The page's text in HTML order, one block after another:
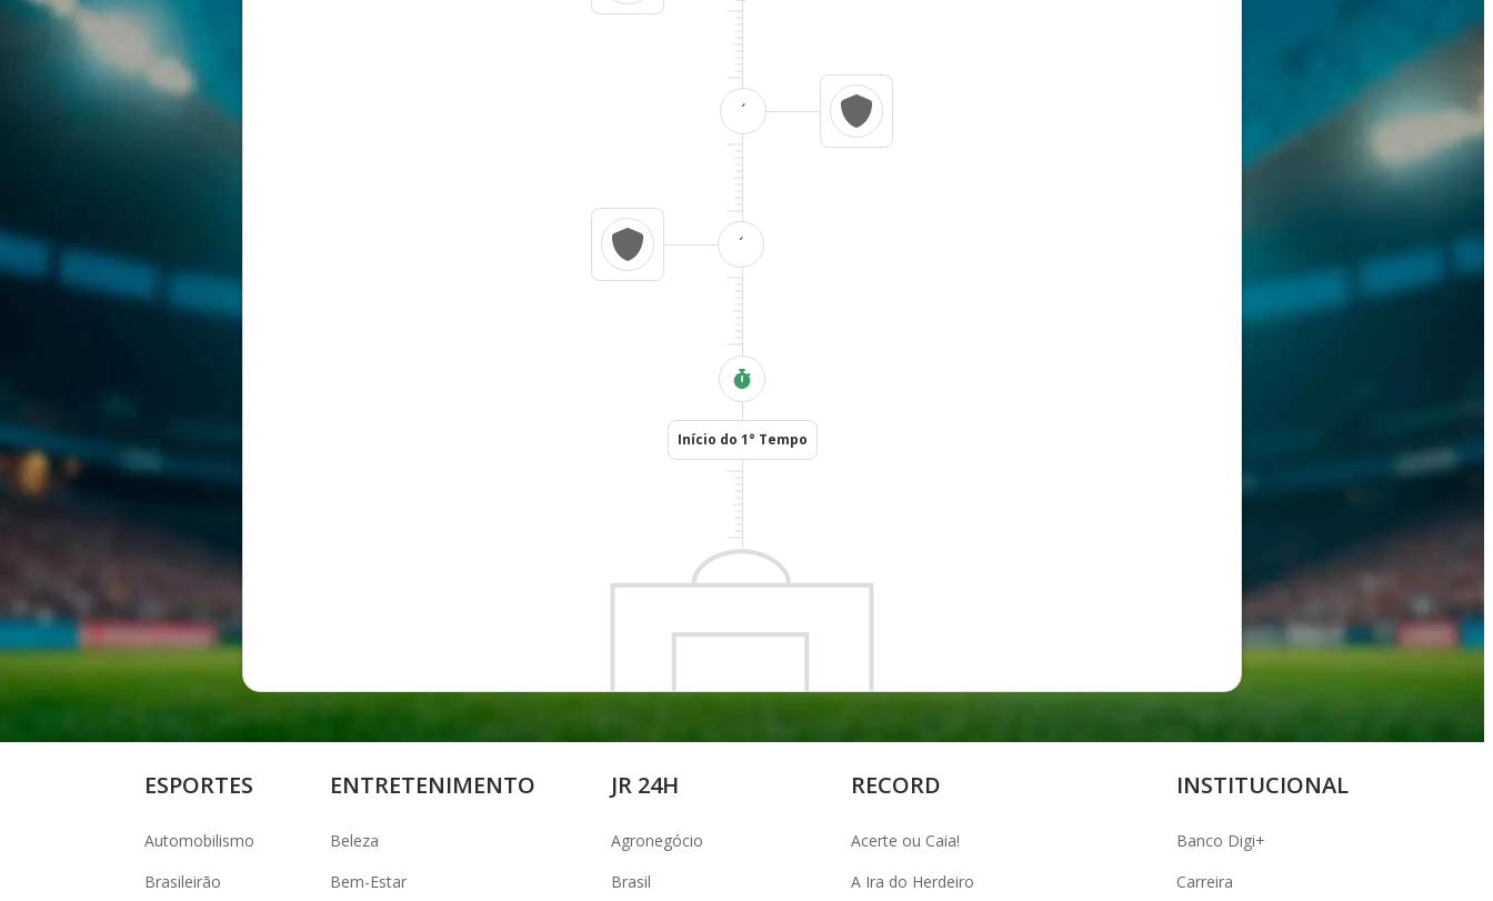
´
´
Início do 1° Tempo
ESPORTES
Automobilismo
Brasileirão
ENTRETENIMENTO
Beleza
Bem-Estar
JR 24H
Agronegócio
Brasil
RECORD
Acerte ou Caia!
A Ira do Herdeiro
INSTITUCIONAL
Banco Digi+
Carreira